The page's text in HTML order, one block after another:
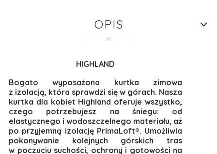
OPIS
HIGHLAND
Bogato wyposażona kurtka zimowa
z izolacją, która sprawdzi się w górach. Nasza
kurtka dla kobiet Highland oferuje wszystko,
czego potrzebujesz na śniegu: od
elastycznego i wodoszczelnego materiału, aż
po przyjemną izolację PrimaLoft®. Umożliwia
pokonywanie kolejnych górskich tras
w poczuciu suchości, ochrony i gotowości na